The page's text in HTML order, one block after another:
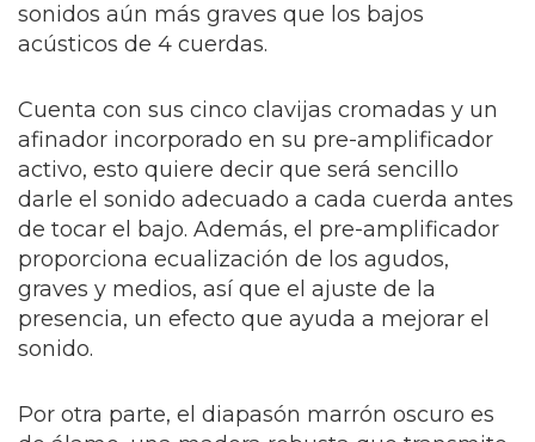
sonidos aún más graves que los bajos
acústicos de 4 cuerdas.
Cuenta con sus cinco clavijas cromadas y un
afinador incorporado en su pre-amplificador
activo, esto quiere decir que será sencillo
darle el sonido adecuado a cada cuerda antes
de tocar el bajo. Además, el pre-amplificador
proporciona ecualización de los agudos,
graves y medios, así que el ajuste de la
presencia, un efecto que ayuda a mejorar el
sonido.
Por otra parte, el diapasón marrón oscuro es